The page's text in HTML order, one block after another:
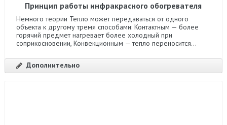
Принцип работы инфракрасного обогревателя
Немного теории Тепло может передаваться от одного
объекта к другому тремя способами: Контактным — более
горячий предмет нагревает более холодный при
соприкосновении, Конвекционным — тепло переносится...
Дополнительно